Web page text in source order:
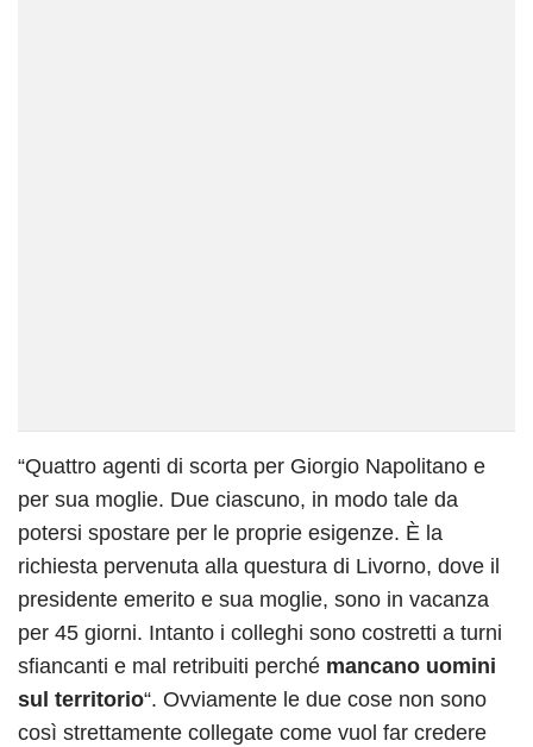
“Quattro agenti di scorta per Giorgio Napolitano e
per sua moglie. Due ciascuno, in modo tale da
potersi spostare per le proprie esigenze. È la
richiesta pervenuta alla questura di Livorno, dove il
presidente emerito e sua moglie, sono in vacanza
per 45 giorni. Intanto i colleghi sono costretti a turni
sfiancanti e mal retribuiti perché mancano uomini
sul territorio“. Ovviamente le due cose non sono
così strettamente collegate come vuol far credere